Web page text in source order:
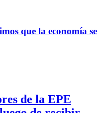
que la economía se
de la EPE